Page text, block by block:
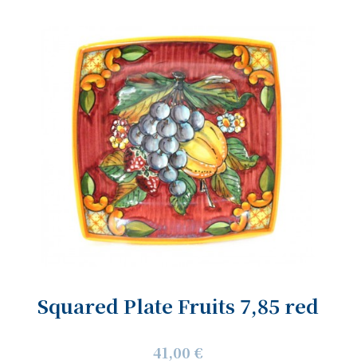
Squared Plate Fruits 7,85 red
41,00 €